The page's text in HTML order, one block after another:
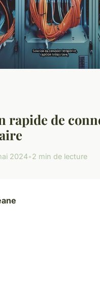
rapide de
2024•2 min de lecture